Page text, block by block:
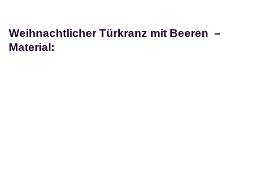
Weihnachtlicher Türkranz mit Beeren –
Material: